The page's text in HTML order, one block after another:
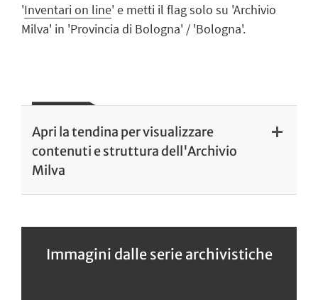
'Inventari on line' e metti il flag solo su 'Archivio
Milva' in 'Provincia di Bologna' / 'Bologna'.
Apri la tendina per visualizzare
contenuti e struttura dell'Archivio
Milva
Immagini dalle serie archivistiche